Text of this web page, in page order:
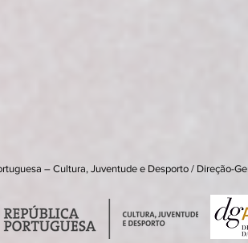
– Cultura, Juventude e Desporto / Direção-